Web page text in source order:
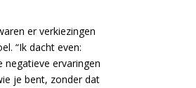
er verkiezingen
“Ik dacht even:
negatieve ervaringen
je bent, zonder dat